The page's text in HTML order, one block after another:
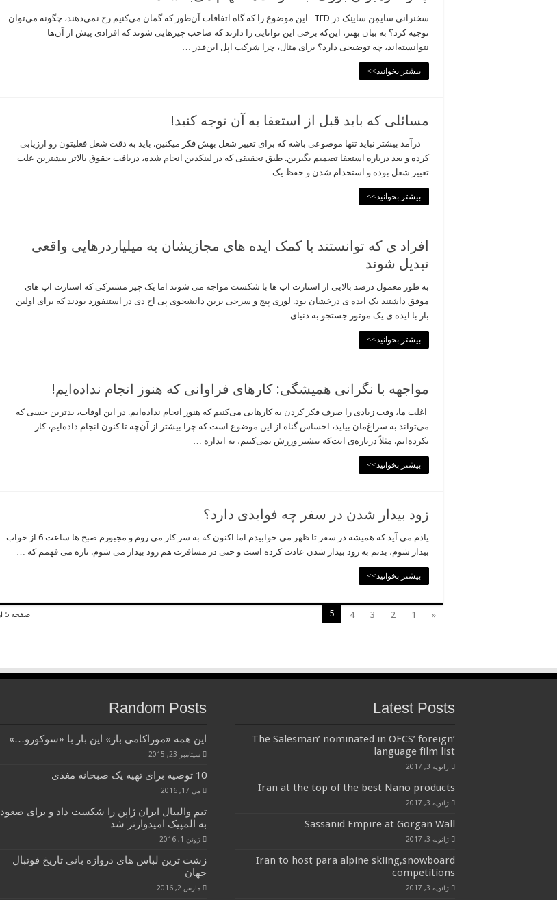
سخنرانی سایمِن ساینِک در TED این موضوع را که گاه اتفاقات آن‌طور که گمان می‌کنیم رخ نمی‌دهند، چگونه می‌توان
توجیه کرد؟ به بیان بهتر، این‌که برخی این توانایی را دارند که صاحب چیزهایی شوند که افرادی پیش از آن‌ها
نتوانسته‌اند، چه توضیحی دارد؟ برای مثال، چرا شرکت اپل این‌قدر …
بیشتر بخوانید>>
مسائلی که باید قبل از استعفا به آن توجه کنید!
درآمد بیشتر نباید تنها موضوعی باشه که برای تغییر شغل بهش فکر میکنین. باید به دقت شغل فعلیتون رو ارزیابی
کرده و بعد درباره استعفا تصمیم بگیرین. طبق تحقیقی که در لینکدین انجام شده، دریافت حقوق بالاتر بیشترین علت
تغییر شغل بوده و استخدام شدن و حفظ یک …
بیشتر بخوانید>>
افراد ی که توانستند با کمک ایده های مجازیشان به میلیاردرهایی واقعی
تبدیل شوند
به طور معمول درصد بالایی از استارت اپ ها با شکست مواجه می شوند اما یک چیز مشترکی که استارت اپ های
موفق داشتند یک ایده ی درخشان بود. لوری پیج و سرجی برین دانشجوی پی اچ دی در استنفورد بودند که برای اولین
بار با ایده ی یک موتور جستجو به دنیای …
بیشتر بخوانید>>
مواجهه با نگرانی همیشگی: کارهای فراوانی که هنوز انجام نداده‌ایم!
اغلب ما، وقت زیادی را صرف فکر کردن به کارهایی می‌کنیم که هنوز انجام نداده‌ایم. در این اوقات، بدترین حسی که
می‌تواند به سراغ‌مان بیاید، احساس گناه از این موضوع است که چرا بیشتر از آن‌چه تا کنون انجام داده‌ایم، کار
نکرده‌ایم. مثلاً درباره‌ی ایت‌که بیشتر ورزش نمی‌کنیم، به اندازه …
بیشتر بخوانید>>
زود بیدار شدن در سفر چه فوایدی دارد؟
یادم می آید که همیشه در سفر تا ظهر می خوابیدم اما اکنون که به سر کار می روم و مجبورم صبح ها ساعت 6 از خواب
بیدار شوم، بدنم به زود بیدار شدن عادت کرده است و حتی در مسافرت هم زود بیدار می شوم. تازه می فهمم که …
بیشتر بخوانید>>
صفحه 5 از 5 «
1
2
3
4
5
Latest Posts
‘The Salesman’ nominated in OFCS’ foreign
language film list
ژانویه 3, 2017
Iran at the top of the best Nano products
ژانویه 3, 2017
Sassanid Empire at Gorgan Wall
ژانویه 3, 2017
Iran to host para alpine skiing,snowboard
competitions
ژانویه 3, 2017
Random Posts
این همه «موراکامی باز» این بار با «سوکورو…»
سپتامبر 23, 2015
10 توصیه برای تهیه یک صبحانه مغذی
می 17, 2016
تیم والیبال ایران ژاپن را شکست داد و برای صعود
به المپیک امیدوارتر شد
ژوئن 1, 2016
زشت ترین لباس های دروازه بانی تاریخ فوتبال
جهان
مارس 2, 2016